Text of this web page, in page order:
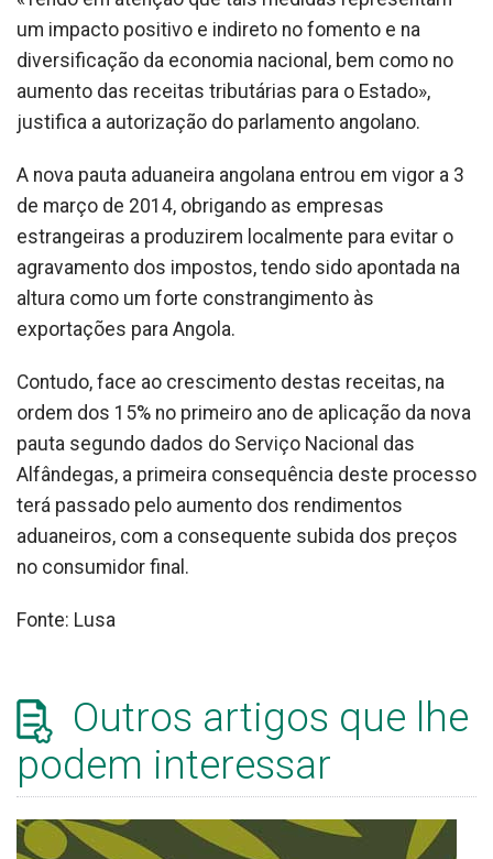
um impacto positivo e indireto no fomento e na
diversificação da economia nacional, bem como no
aumento das receitas tributárias para o Estado»,
justifica a autorização do parlamento angolano.
A nova pauta aduaneira angolana entrou em vigor a 3
de março de 2014, obrigando as empresas
estrangeiras a produzirem localmente para evitar o
agravamento dos impostos, tendo sido apontada na
altura como um forte constrangimento às
exportações para Angola.
Contudo, face ao crescimento destas receitas, na
ordem dos 15% no primeiro ano de aplicação da nova
pauta segundo dados do Serviço Nacional das
Alfândegas, a primeira consequência deste processo
terá passado pelo aumento dos rendimentos
aduaneiros, com a consequente subida dos preços
no consumidor final.
Fonte: Lusa
Outros artigos que lhe
podem interessar